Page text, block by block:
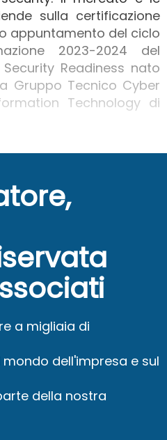
sulla certificazione
appuntamento del ciclo
2023-2024 del
Readiness nato
Gruppo Tecnico Cyber
Technology di
a migliaia di
dell'impresa e sul
della nostra